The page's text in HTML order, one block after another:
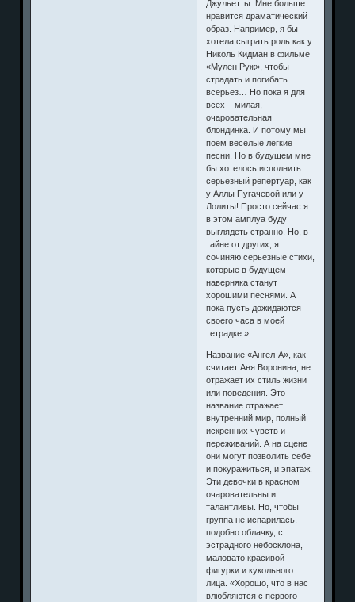
Джульетты. Мне больше
нравится драматический
образ. Например, я бы
хотела сыграть роль как у
Николь Кидман в фильме
«Мулен Руж», чтобы
страдать и погибать
всерьез… Но пока я для
всех – милая,
очаровательная
блондинка. И потому мы
поем веселые легкие
песни. Но в будущем мне
бы хотелось исполнить
серьезный репертуар, как
у Аллы Пугачевой или у
Лолиты! Просто сейчас я
в этом амплуа буду
выглядеть странно. Но, в
тайне от других, я
сочиняю серьезные стихи,
которые в будущем
наверняка станут
хорошими песнями. А
пока пусть дожидаются
своего часа в моей
тетрадке.»
Название «Ангел-А», как
считает Аня Воронина, не
отражает их стиль жизни
или поведения. Это
название отражает
внутренний мир, полный
искренних чувств и
переживаний. А на сцене
они могут позволить себе
и покуражиться, и эпатаж.
Эти девочки в красном
очаровательны и
талантливы. Но, чтобы
группа не испарилась,
подобно облачку, с
эстрадного небосклона,
маловато красивой
фигурки и кукольного
лица. «Хорошо, что в нас
влюбляются с первого